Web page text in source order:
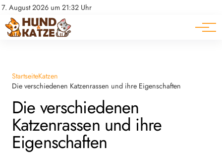
7. August 2026 um 21:32 Uhr
Datenschutz
Impressum
Pferde
Ratgeber
StartseiteKatzen
Die verschiedenen Katzenrassen und ihre Eigenschaften
Die verschiedenen
Katzenrassen und ihre
Eigenschaften